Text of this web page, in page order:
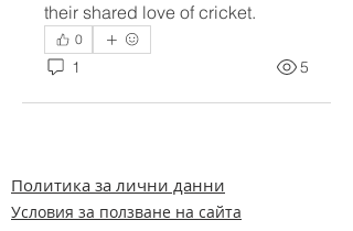
their shared love of cricket.
0
1 5
Политика за лични данни
Условия за ползване на сайта